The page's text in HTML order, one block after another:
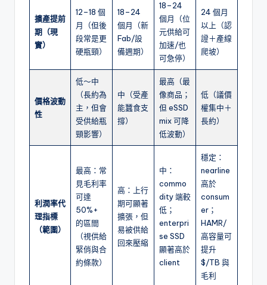
擴產提前
期（現
實）
12–18 個
月（但後
段常是更
硬瓶頸）
18–24
個月（新
Fab/設
備週期）
18–24
個月（位
元供給可
加速/也
可急停）
24 個月
以上（認
證＋產線
爬坡）
價格波動
性
低～中
（長約為
主，但會
受供給瓶
頸影響）
中（受產
能蠶食支
撐）
最高（最
像商品；
但 eSSD
mix 可降
低波動）
低（議價
權集中＋
長約）
利潤率代
理指標
（範圍）
最高：常
見毛利率
可達
50%+
的區間
（視供給
緊俏與合
約條款）
高：上行
期可顯著
擴張，但
易被供給
回來壓縮
中：
commo
dity 端較
低；
enterpri
se SSD
顯著高於
client
穩定：
nearline
高於
consum
er；
HAMR/
高容量可
提升
$/TB 與
毛利